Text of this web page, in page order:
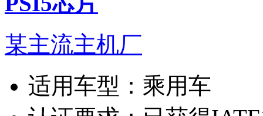
某主流主机厂
适用车型： 乘用车